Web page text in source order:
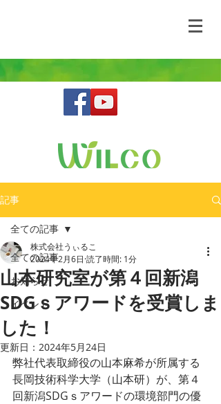
記事
全ての記事
お知らせ
イベント
全ての記事
山本研究室が第４回新潟
SDGｓアワードを受賞しま
した！
株式会社うぃるこ
2024年2月6日 読了時間: 1分
更新日： 2024年5月24日
弊社代表取締役の山本麻希が所属する
長岡技術科学大学（山本研）が、第４
回新潟SDGｓアワードの環境部門の優